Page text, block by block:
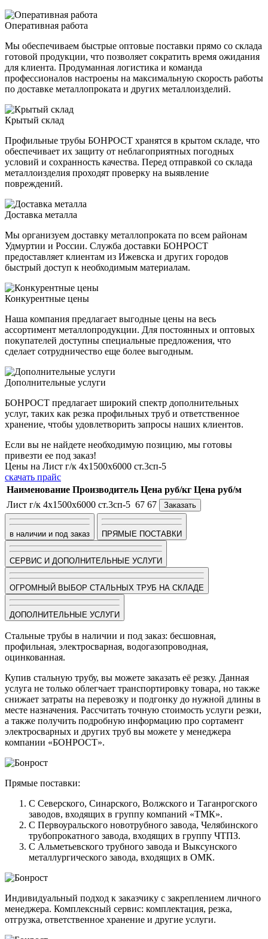
Оперативная работа
Мы обеспечиваем быстрые оптовые поставки прямо со склада
готовой продукции, что позволяет сократить время ожидания
для клиента. Продуманная логистика и команда
профессионалов настроены на максимальную скорость работы
по доставке металлопроката и других металлоизделий.
Крытый склад
Профильные трубы БОНРОСТ хранятся в крытом складе, что
обеспечивает их защиту от неблагоприятных погодных
условий и сохранность качества. Перед отправкой со склада
металлоизделия проходят проверку на выявление
повреждений.
Доставка металла
Мы организуем доставку металлопроката по всем районам
Удмуртии и России. Служба доставки БОНРОСТ
предоставляет клиентам из Ижевска и других городов
быстрый доступ к необходимым материалам.
Конкурентные цены
Наша компания предлагает выгодные цены на весь
ассортимент металлопродукции. Для постоянных и оптовых
покупателей доступны специальные предложения, что
сделает сотрудничество еще более выгодным.
Дополнительные услуги
БОНРОСТ предлагает широкий спектр дополнительных
услуг, таких как резка профильных труб и ответственное
хранение, чтобы удовлетворить запросы наших клиентов.
Если вы не найдете необходимую позицию, мы готовы
привезти ее под заказ!
Цены на Лист г/к 4х1500х6000 ст.3сп-5
скачать прайс
Наименование Производитель Цена руб/кг Цена руб/м
Лист г/к 4х1500х6000 ст.3сп-5 67 67 Заказать
в наличии и под заказ ПРЯМЫЕ ПОСТАВКИ
СЕРВИС И ДОПОЛНИТЕЛЬНЫЕ УСЛУГИ
ОГРОМНЫЙ ВЫБОР СТАЛЬНЫХ ТРУБ НА СКЛАДЕ
ДОПОЛНИТЕЛЬНЫЕ УСЛУГИ
Стальные трубы в наличии и под заказ: бесшовная,
профильная, электросварная, водогазопроводная,
оцинкованная.
Купив стальную трубу, вы можете заказать её резку. Данная
услуга не только облегчает транспортировку товара, но также
снижает затраты на перевозку и подгонку до нужной длины в
месте назначения. Рассчитать точную стоимость услуги резки,
а также получить подробную информацию про сортамент
электросварных и других труб вы можете у менеджера
компании «БОНРОСТ».
Прямые поставки:
С Северского, Синарского, Волжского и Таганрогского
заводов, входящих в группу компаний «ТМК».
С Первоуральского новотрубного завода, Челябинского
трубопрокатного завода, входящих в группу ЧТПЗ.
С Альметьевского трубного завода и Выксунского
металлургического завода, входящих в ОМК.
Индивидуальный подход к заказчику с закреплением личного
менеджера. Комплексный сервис: комплектация, резка,
отгрузка, ответственное хранение и другие услуги.